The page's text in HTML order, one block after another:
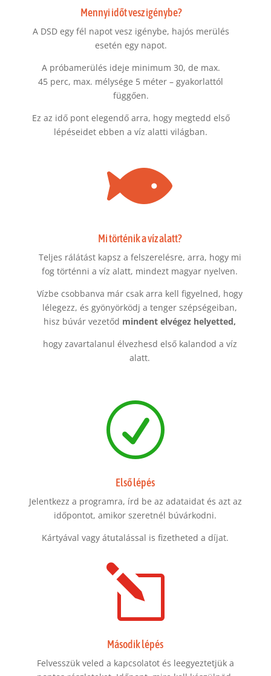
Mennyi időt vesz igénybe?
A DSD egy fél napot vesz igénybe, hajós merülés
esetén egy napot.
A próbamerülés ideje minimum 30, de max.
45 perc, max. mélysége 5 méter – gyakorlattól
függően.
Ez az idő pont elegendő arra, hogy megtedd első
lépéseidet ebben a víz alatti világban.

Mi történik a víz alatt?
Teljes rálátást kapsz a felszerelésre, arra, hogy mi
fog történni a víz alatt, mindezt magyar nyelven.
Vízbe csobbanva már csak arra kell figyelned, hogy
lélegezz, és gyönyörködj a tenger szépségeiban,
hisz búvár vezetőd mindent elvégez helyetted,
hogy zavartalanul élvezhesd első kalandod a víz
alatt.
R
Első lépés
Jelentkezz a programra, írd be az adataidat és azt az
időpontot, amikor szeretnél búvárkodni.
Kártyával vagy átutalással is fizetheted a díjat.
l
Második lépés
Felvesszük veled a kapcsolatot és leegyeztetjük a